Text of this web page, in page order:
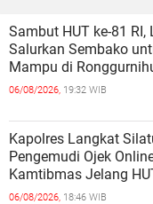
Sambut HUT ke-81
Salurkan Sembako
Mampu di
06/08/2026, 19:32 WIB
Kapolres Langkat
Pengemudi Ojek
Kamtibmas Jelang
06/08/2026, 18:46 WIB